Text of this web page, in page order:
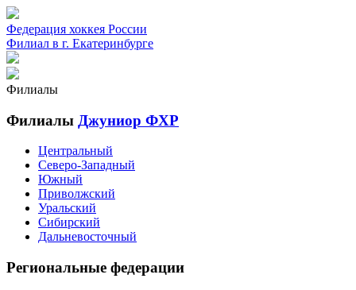
Федерация хоккея России
Филиал в г. Екатеринбурге
Филиалы
Филиалы Джуниор ФХР
Центральный
Северо-Западный
Южный
Приволжский
Уральский
Сибирский
Дальневосточный
Региональные федерации